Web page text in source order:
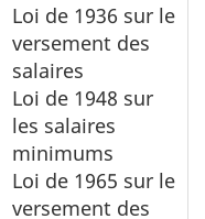
Loi de 1936 sur le
versement des
salaires
Loi de 1948 sur
les salaires
minimums
Loi de 1965 sur le
versement des